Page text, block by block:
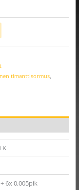
timanttisormus,
K
6x 0,005pik